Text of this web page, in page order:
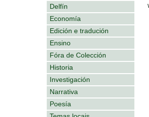
Delfín
Economía
Edición e tradución
Ensino
Fóra de Colección
Historia
Investigación
Narrativa
Poesía